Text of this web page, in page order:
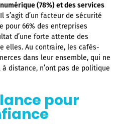
(78%) et des services
Il s’agit d’un facteur de sécurité
pour 66% des entreprises
d’une forte attente des
elles. Au contraire, les cafés-
dans leur ensemble, qui ne
distance, n’ont pas de politique
pour